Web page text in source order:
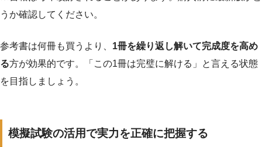
うか確認してください。
参考書は何冊も買うより、 1冊を繰り返し解いて完成度を高め
る方が効果的です。「この1冊は完璧に解ける」と言える状態
を目指しましょう。
模擬試験の活用で実力を正確に把握する